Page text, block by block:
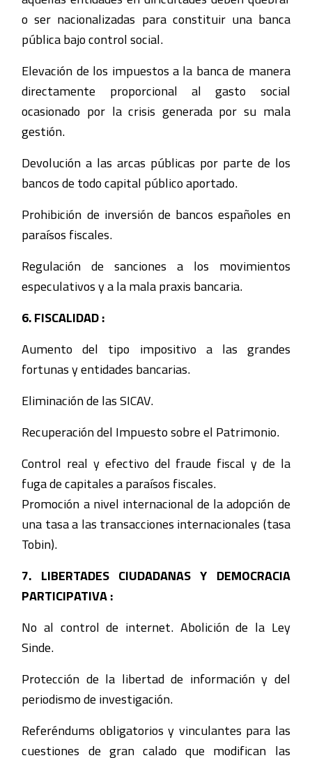
o ser nacionalizadas para constituir una banca
pública bajo control social.
Elevación de los impuestos a la banca de manera
directamente proporcional al gasto social
ocasionado por la crisis generada por su mala
gestión.
Devolución a las arcas públicas por parte de los
bancos de todo capital público aportado.
Prohibición de inversión de bancos españoles en
paraísos fiscales.
Regulación de sanciones a los movimientos
especulativos y a la mala praxis bancaria.
6. FISCALIDAD :
Aumento del tipo impositivo a las grandes
fortunas y entidades bancarias.
Eliminación de las SICAV.
Recuperación del Impuesto sobre el Patrimonio.
Control real y efectivo del fraude fiscal y de la
fuga de capitales a paraísos fiscales.
Promoción a nivel internacional de la adopción de
una tasa a las transacciones internacionales (tasa
Tobin).
7. LIBERTADES CIUDADANAS Y DEMOCRACIA
PARTICIPATIVA :
No al control de internet. Abolición de la Ley
Sinde.
Protección de la libertad de información y del
periodismo de investigación.
Referéndums obligatorios y vinculantes para las
cuestiones de gran calado que modifican las